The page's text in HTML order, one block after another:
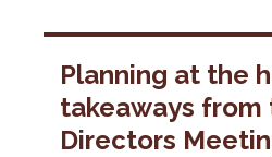
Planning at the
takeaways from
Directors